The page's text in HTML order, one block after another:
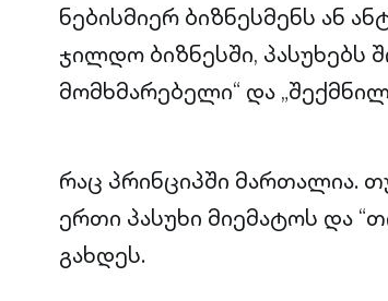
ნებისმიერ ბიზნესმენს ან
ჯილდო ბიზნესში, პასუხებს
მომხმარებელი“ და
რაც პრინციპში მართალია.
ერთი პასუხი მიემატოს და
გახდეს.